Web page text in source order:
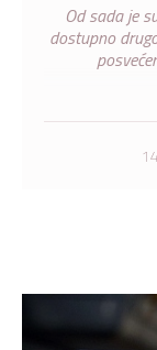
Od sada je
dostupno